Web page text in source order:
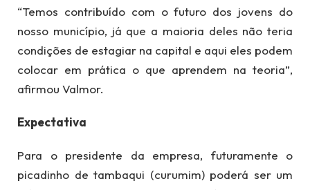
“Temos contribuído com o futuro dos jovens do
nosso município, já que a maioria deles não teria
condições de estagiar na capital e aqui eles podem
colocar em prática o que aprendem na teoria”,
afirmou Valmor.
Expectativa
Para o presidente da empresa, futuramente o
picadinho de tambaqui (curumim) poderá ser um